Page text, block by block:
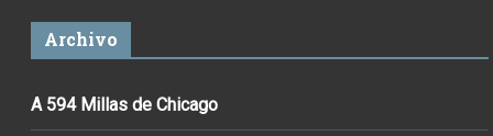
Archivo
A 594 Millas de Chicago